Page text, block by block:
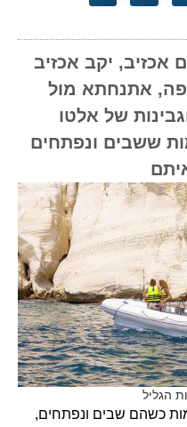
יקב אכזיב
אתנחתא מול
של אלטו
ששבים ונפתחים
כשהם שבים ונפתחים,